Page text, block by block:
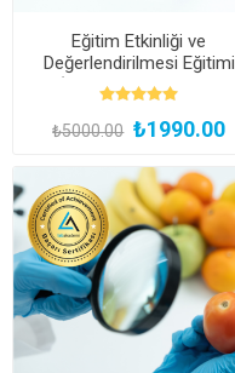
Eğitim Etkinliği ve
Değerlendirilmesi Eğitimi
(Çevrimiçi Canlı veya
Kayıttan Hemen İzle)
₺5000.00 ₺1990.00